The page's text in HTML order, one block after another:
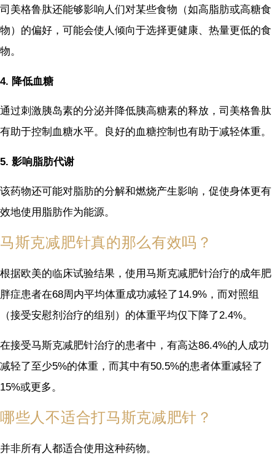
司美格鲁肽还能够影响人们对某些食物（如高脂肪或高糖食
物）的偏好，可能会使人倾向于选择更健康、热量更低的食
物。
4. 降低血糖
通过刺激胰岛素的分泌并降低胰高糖素的释放，司美格鲁肽
有助于控制血糖水平。良好的血糖控制也有助于减轻体重。
5. 影响脂肪代谢
该药物还可能对脂肪的分解和燃烧产生影响，促使身体更有
效地使用脂肪作为能源。
马斯克减肥针真的那么有效吗？
根据欧美的临床试验结果，使用马斯克减肥针治疗的成年肥
胖症患者在68周内平均体重成功减轻了14.9%，而对照组
（接受安慰剂治疗的组别）的体重平均仅下降了2.4%。
在接受马斯克减肥针治疗的患者中，有高达86.4%的人成功
减轻了至少5%的体重，而其中有50.5%的患者体重减轻了
15%或更多。
哪些人不适合打马斯克减肥针？
并非所有人都适合使用这种药物。